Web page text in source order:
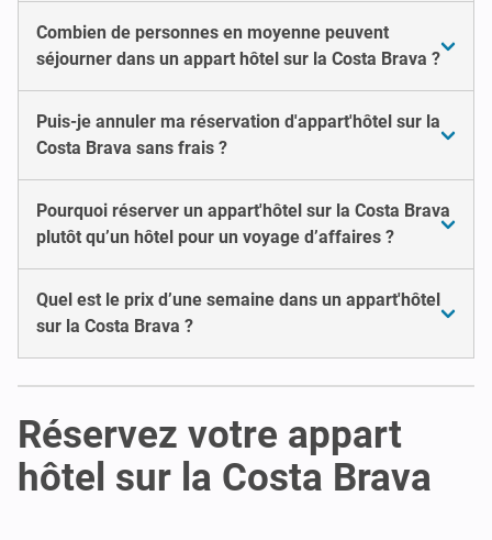
Combien de personnes en moyenne peuvent
séjourner dans un appart hôtel sur la Costa Brava ?
Puis-je annuler ma réservation d'appart'hôtel sur la
Costa Brava sans frais ?
Pourquoi réserver un appart'hôtel sur la Costa Brava
plutôt qu’un hôtel pour un voyage d’affaires ?
Quel est le prix d’une semaine dans un appart'hôtel
sur la Costa Brava ?
Réservez votre appart
hôtel sur la Costa Brava